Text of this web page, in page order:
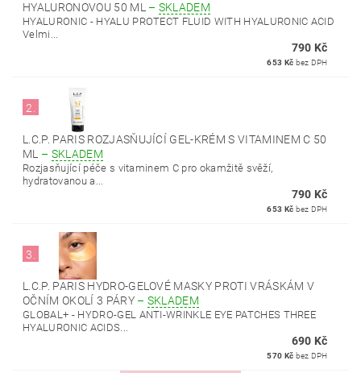
HYALURONOVOU 50 ML – SKLADEM
HYALURONIC - HYALU PROTECT FLUID WITH HYALURONIC ACID
Velmi...
790 Kč
653 Kč bez DPH
2.
L.C.P. PARIS ROZJASŇUJÍCÍ GEL-KRÉM S VITAMINEM C 50
ML – SKLADEM
Rozjasňující péče s vitaminem C pro okamžitě svěží,
hydratovanou a...
790 Kč
653 Kč bez DPH
3.
L.C.P. PARIS HYDRO-GELOVÉ MASKY PROTI VRÁSKÁM V
OČNÍM OKOLÍ 3 PÁRY – SKLADEM
GLOBAL+ - HYDRO-GEL ANTI-WRINKLE EYE PATCHES THREE
HYALURONIC ACIDS...
690 Kč
570 Kč bez DPH